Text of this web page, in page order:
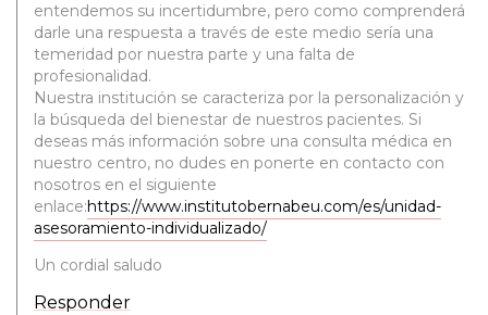
entendemos su incertidumbre, pero como comprenderá
darle una respuesta a través de este medio sería una
temeridad por nuestra parte y una falta de
profesionalidad.
Nuestra institución se caracteriza por la personalización y
la búsqueda del bienestar de nuestros pacientes. Si
deseas más información sobre una consulta médica en
nuestro centro, no dudes en ponerte en contacto con
nosotros en el siguiente
enlace:https://www.institutobernabeu.com/es/unidad-
asesoramiento-individualizado/
Un cordial saludo
Responder